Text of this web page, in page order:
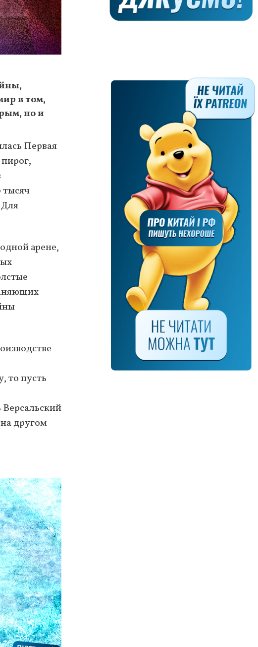
в том,
но и
Первая
тысяч
арене,
то пусть
другом